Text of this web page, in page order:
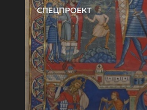
СПЕЦПРОЕКТ